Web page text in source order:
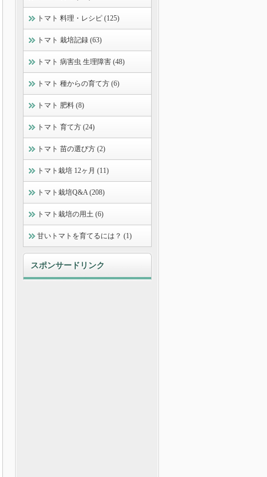
トマト 料理・レシピ (125)
トマト 栽培記録 (63)
トマト 病害虫 生理障害 (48)
トマト 種からの育て方 (6)
トマト 肥料 (8)
トマト 育て方 (24)
トマト 苗の選び方 (2)
トマト栽培 12ヶ月 (11)
トマト栽培Q&A (208)
トマト栽培の用土 (6)
甘いトマトを育てるには？ (1)
スポンサードリンク